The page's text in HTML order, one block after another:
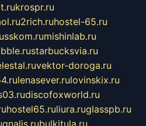
krospr.ru
2rich.ruhostel-65.ru
mishinlab.ru
starbucksvia.ru
vektor-doroga.ru
lenasever.rulovinskix.ru
discofoxworld.ru
hostel65.ruliura.ruglasspb.ru
gnalis.rubulkitula.ru